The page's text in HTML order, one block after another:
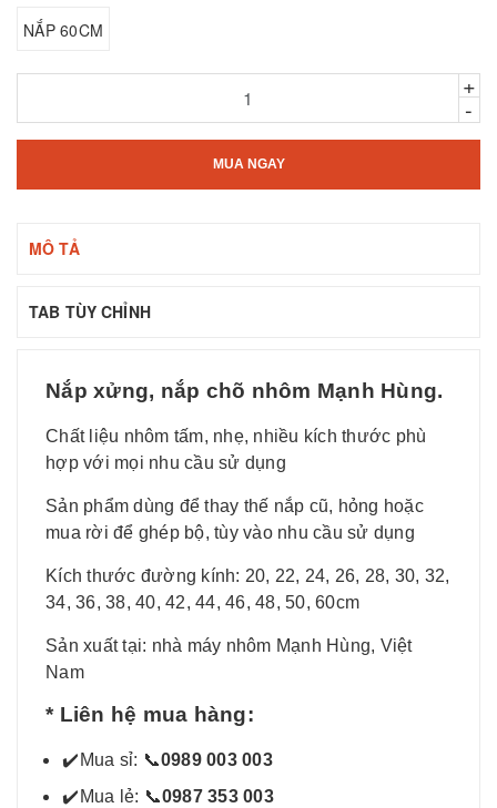
NẮP 60CM
+
-
MUA NGAY
MÔ TẢ
TAB TÙY CHỈNH
Nắp xửng, nắp chõ nhôm Mạnh Hùng.
Chất liệu nhôm tấm, nhẹ, nhiều kích thước phù
hợp với mọi nhu cầu sử dụng
Sản phẩm dùng để thay thế nắp cũ, hỏng hoặc
mua rời để ghép bộ, tùy vào nhu cầu sử dụng
Kích thước đường kính: 20, 22, 24, 26, 28, 30, 32,
34, 36, 38, 40, 42, 44, 46, 48, 50, 60cm
Sản xuất tại: nhà máy nhôm Mạnh Hùng, Việt
Nam
* Liên hệ mua hàng:
✔ ️Mua sỉ: 📞0989 003 003
✔ ️Mua lẻ: 📞0987 353 003